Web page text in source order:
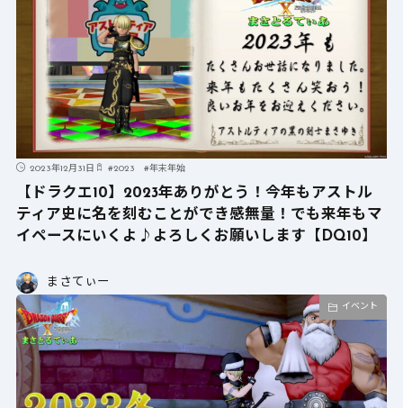
2023年12月31日 #2023 #年末年始
【ドラクエ10】2023年ありがとう！今年もアストル
ティア史に名を刻むことができ感無量！でも来年もマ
イペースにいくよ♪よろしくお願いします【DQ10】
まさてぃー
イベント